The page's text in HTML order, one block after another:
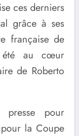
ces derniers
grâce à ses
française de
été au cœur
de Roberto
presse pour
la Coupe